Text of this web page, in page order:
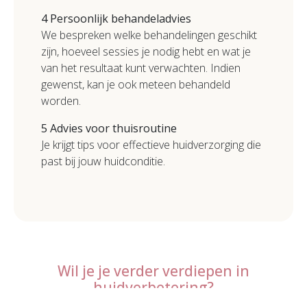
4 Persoonlijk behandeladvies
We bespreken welke behandelingen geschikt
zijn, hoeveel sessies je nodig hebt en wat je
van het resultaat kunt verwachten. Indien
gewenst, kan je ook meteen behandeld
worden.
5 Advies voor thuisroutine
Je krijgt tips voor effectieve huidverzorging die
past bij jouw huidconditie.
Wil je je verder verdiepen in
huidverbetering?